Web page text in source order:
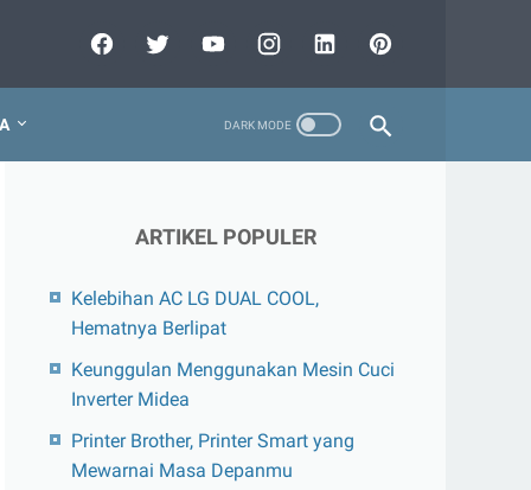
ARTIKEL POPULER
Kelebihan AC LG DUAL COOL,
Hematnya Berlipat
Keunggulan Menggunakan Mesin Cuci
Inverter Midea
Printer Brother, Printer Smart yang
Mewarnai Masa Depanmu